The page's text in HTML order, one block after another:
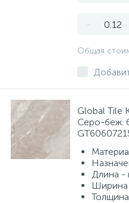
-
Общая
Global Tile
Серо-беж.
Длина -